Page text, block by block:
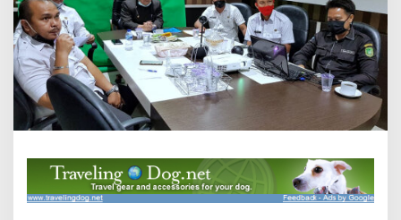
D
a
l
a
m
W
e
b
a
r
S